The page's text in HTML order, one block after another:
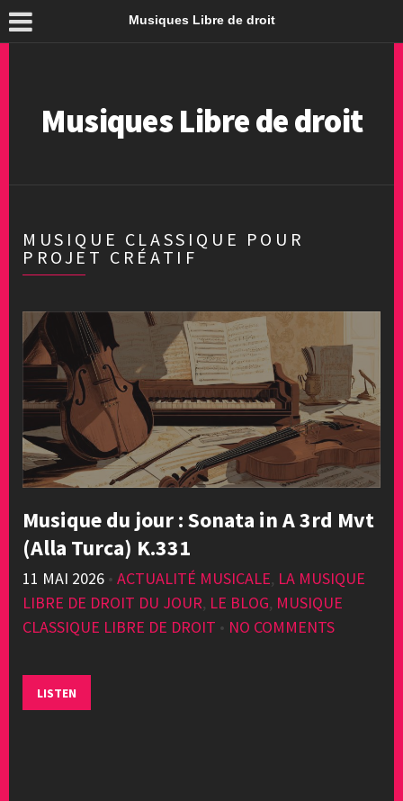
Musiques Libre de droit
Musiques Libre de droit
MUSIQUE CLASSIQUE POUR
PROJET CRÉATIF
Musique du jour : Sonata in A 3rd Mvt
(Alla Turca) K.331
11 MAI 2026 • ACTUALITÉ MUSICALE, LA MUSIQUE
LIBRE DE DROIT DU JOUR, LE BLOG, MUSIQUE
CLASSIQUE LIBRE DE DROIT • NO COMMENTS
LISTEN